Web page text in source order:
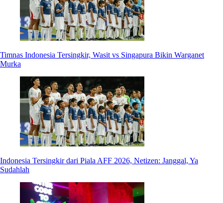
Timnas Indonesia Tersingkir, Wasit vs Singapura Bikin Warganet
Murka
Indonesia Tersingkir dari Piala AFF 2026, Netizen: Janggal, Ya
Sudahlah